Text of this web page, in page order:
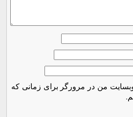
وبسایت من در مرورگر برای زمانی که